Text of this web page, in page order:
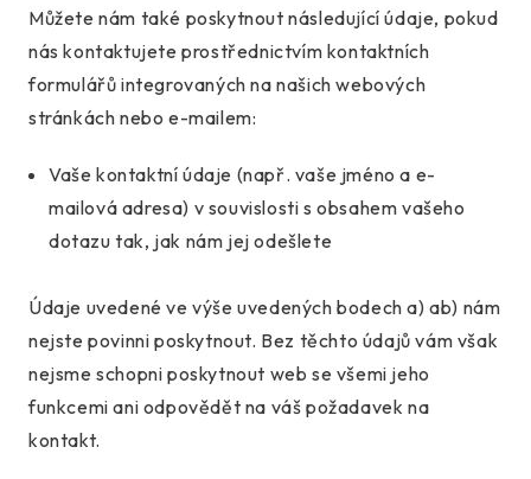
Můžete nám také poskytnout následující údaje, pokud
nás kontaktujete prostřednictvím kontaktních
formulářů integrovaných na našich webových
stránkách nebo e-mailem:
Vaše kontaktní údaje (např. vaše jméno a e-
mailová adresa) v souvislosti s obsahem vašeho
dotazu tak, jak nám jej odešlete
Údaje uvedené ve výše uvedených bodech a) ab) nám
nejste povinni poskytnout. Bez těchto údajů vám však
nejsme schopni poskytnout web se všemi jeho
funkcemi ani odpovědět na váš požadavek na
kontakt.